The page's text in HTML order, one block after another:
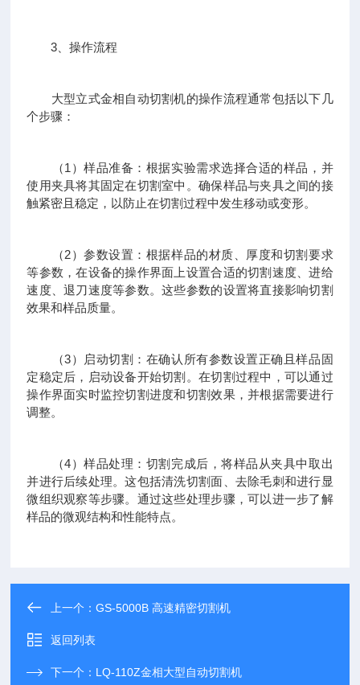
3、操作流程
大型立式金相自动切割机的操作流程通常包括以下几
个步骤：
（1）样品准备：根据实验需求选择合适的样品，并
使用夹具将其固定在切割室中。确保样品与夹具之间的接
触紧密且稳定，以防止在切割过程中发生移动或变形。
（2）参数设置：根据样品的材质、厚度和切割要求
等参数，在设备的操作界面上设置合适的切割速度、进给
速度、退刀速度等参数。这些参数的设置将直接影响切割
效果和样品质量。
（3）启动切割：在确认所有参数设置正确且样品固
定稳定后，启动设备开始切割。在切割过程中，可以通过
操作界面实时监控切割进度和切割效果，并根据需要进行
调整。
（4）样品处理：切割完成后，将样品从夹具中取出
并进行后续处理。这包括清洗切割面、去除毛刺和进行显
微组织观察等步骤。通过这些处理步骤，可以进一步了解
样品的微观结构和性能特点。
上一个：GS-5000B 高速精密切割机
返回列表
下一个： LQ-110Z金相大型自动切割机